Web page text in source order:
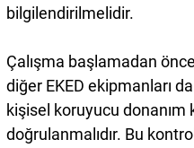
bilgilendirilmelidir.
Çalışma başlamadan
diğer EKED ekipmanları
kişisel koruyucu donanım
doğrulanmalıdır. Bu